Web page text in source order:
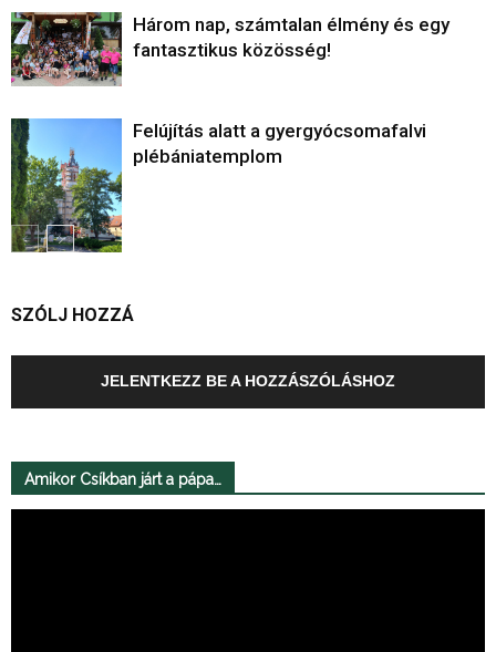
Három nap, számtalan élmény és egy
fantasztikus közösség!
Felújítás alatt a gyergyócsomafalvi
plébániatemplom
SZÓLJ HOZZÁ
JELENTKEZZ BE A HOZZÁSZÓLÁSHOZ
Amikor Csíkban járt a pápa…